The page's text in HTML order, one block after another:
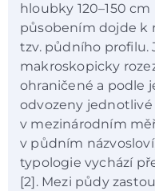
hloubky 120–150
působením dojde k
tzv. půdního profilu.
makroskopicky
ohraničené a podle
odvozeny jednotlivé
v mezinárodním
v půdním
typologie vychází
[2]. Mezi půdy